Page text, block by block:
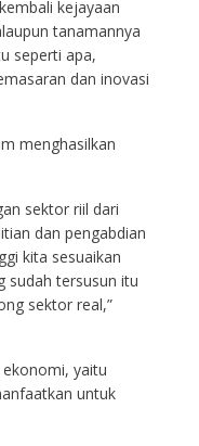
kejayaan
tanamannya
seperti apa,
dan inovasi
menghasilkan
sektor riil dari
dan pengabdian
kita sesuaikan
sudah tersusun itu
sektor real,”
ekonomi, yaitu
untuk